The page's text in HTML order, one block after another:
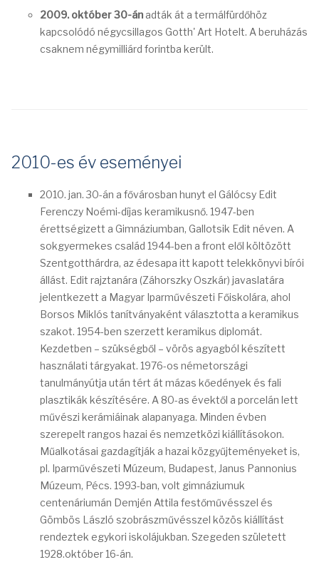
2009. október 30-án adták át a termálfürdőhöz
kapcsolódó négycsillagos Gotth' Art Hotelt. A beruházás
csaknem négymilliárd forintba került.
2010-es év eseményei
2010. jan. 30-án a fővárosban hunyt el Gálócsy Edit
Ferenczy Noémi-díjas keramikusnő. 1947-ben
érettségizett a Gimnáziumban, Gallotsik Edit néven. A
sokgyermekes család 1944-ben a front elől költözött
Szentgotthárdra, az édesapa itt kapott telekkönyvi bírói
állást. Edit rajztanára (Záhorszky Oszkár) javaslatára
jelentkezett a Magyar Iparművészeti Főiskolára, ahol
Borsos Miklós tanítványaként választotta a keramikus
szakot. 1954-ben szerzett keramikus diplomát.
Kezdetben – szükségből – vörös agyagból készített
használati tárgyakat. 1976-os németországi
tanulmányútja után tért át mázas kőedények és fali
plasztikák készítésére. A 80-as évektől a porcelán lett
művészi kerámiáinak alapanyaga. Minden évben
szerepelt rangos hazai és nemzetközi kiállításokon.
Műalkotásai gazdagítják a hazai közgyűjteményeket is,
pl. Iparművészeti Múzeum, Budapest, Janus Pannonius
Múzeum, Pécs. 1993-ban, volt gimnáziumuk
centenáriumán Demjén Attila festőművésszel és
Gömbös László szobrászművésszel közös kiállítást
rendeztek egykori iskolájukban. Szegeden született
1928.október 16-án.